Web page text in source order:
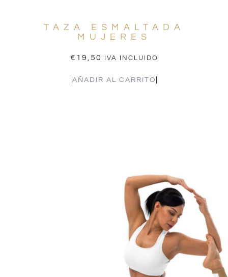
TAZA ESMALTADA
MUJERES
€ 19,50 IVA INCLUIDO
AÑADIR AL CARRITO